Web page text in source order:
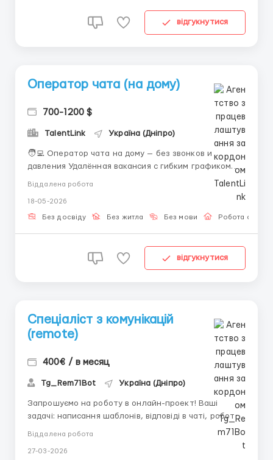
відгукнутися
Оператор чата (на дому)
700-1200 $
TalentLink Україна (Дніпро)
🧑‍💻 Оператор чата на дому — без звонков и
давления Удалённая вакансия с гибким графиком.
ПК/ноутбук (не смартфон); • Интернет без
перебоев; • Ответственный подход...
Віддалена робота
18-05-2026
Без досвіду Без житла Без мови Робота онлайн
відгукнутися
Спеціаліст з комунікацій
(remote)
400€ / в месяц
Tg_Rem71Bot Україна (Дніпро)
Запрошуємо на роботу в онлайн-проект! Ваші
задачі: написання шаблонів, відповіді в чаті, робота
з розсилками. Наші умови: стабільна оплата від 400
Телеграм: @Rem71Bot...
Віддалена робота
27-03-2026